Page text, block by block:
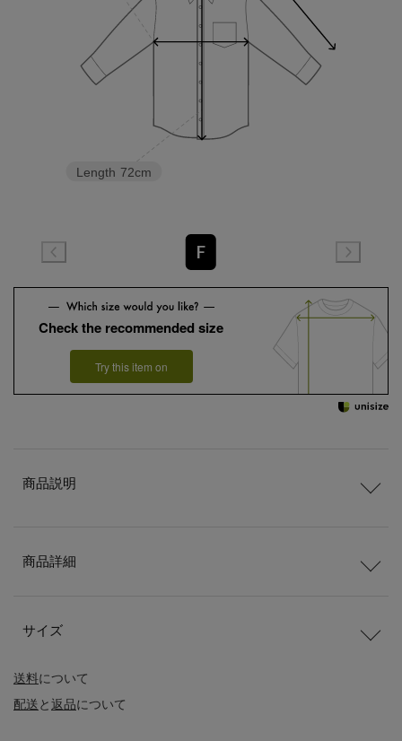
Length 72cm
F
Check the recommended size
Try this item on
送料について
配送と返品について
商品説明
商品詳細
サイズ